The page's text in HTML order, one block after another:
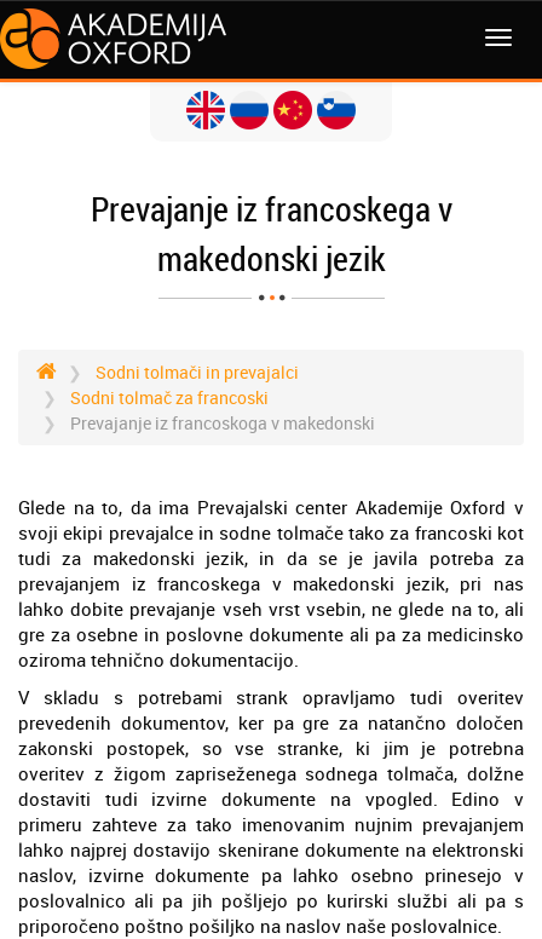
MENI
Prevajanje iz francoskega v
makedonski jezik
Sodni tolmači in prevajalci
Sodni tolmač za francoski
Prevajanje iz francoskoga v makedonski
Glede na to, da ima Prevajalski center Akademije Oxford v
svoji ekipi prevajalce in sodne tolmače tako za francoski kot
tudi za makedonski jezik, in da se je javila potreba za
prevajanjem iz francoskega v makedonski jezik, pri nas
lahko dobite prevajanje vseh vrst vsebin, ne glede na to, ali
gre za osebne in poslovne dokumente ali pa za medicinsko
oziroma tehnično dokumentacijo.
V skladu s potrebami strank opravljamo tudi overitev
prevedenih dokumentov, ker pa gre za natančno določen
zakonski postopek, so vse stranke, ki jim je potrebna
overitev z žigom zapriseženega sodnega tolmača, dolžne
dostaviti tudi izvirne dokumente na vpogled. Edino v
primeru zahteve za tako imenovanim nujnim prevajanjem
lahko najprej dostavijo skenirane dokumente na elektronski
naslov, izvirne dokumente pa lahko osebno prinesejo v
poslovalnico ali pa jih pošljejo po kurirski službi ali pa s
priporočeno poštno pošiljko na naslov naše poslovalnice.